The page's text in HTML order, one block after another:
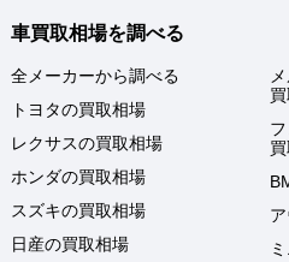
車買取相場を調べる
全メーカーから調べる
トヨタの買取相場
レクサスの買取相場
ホンダの買取相場
スズキの買取相場
日産の買取相場